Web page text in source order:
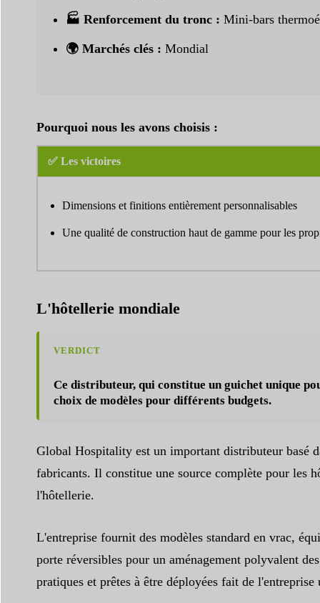
🏭 Renforcement du tronc : Mini-bars
🌍 Marchés clés : Mondial
Pourquoi nous les avons choisis :
✅ Les victoires
Dimensions et finitions entièrement personnalisables
Une qualité de construction haut de gamme pour les
L'hôtellerie mondiale
VERDICT
Ce distributeur, qui constitue un guichet unique
choix de modèles pour différents budgets.
Global Hospitality est un important distributeur basé
fabricants. Il constitue une source complète pour les
l'hôtellerie.
L'entreprise fournit des modèles standard en vrac,
porte réversibles pour un aménagement polyvalent
pratiques et prêtes à être déployées fait de